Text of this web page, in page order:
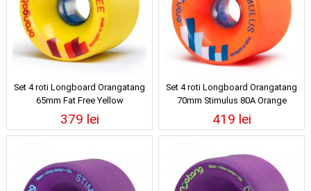
Set 4 roti Longboard Orangatang
65mm Fat Free Yellow
379 lei
Set 4 roti Longboard Orangatang
70mm Stimulus 80A Orange
419 lei